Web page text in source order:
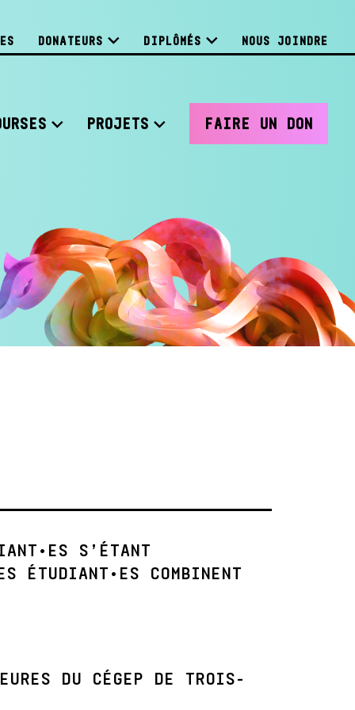
DONATEURS DIPLÔMÉS NOUS JOINDRE
PROJETS FAIRE UN DON
S’ÉTANT
ÉTUDIANT•ES COMBINENT
DU CÉGEP DE TROIS-